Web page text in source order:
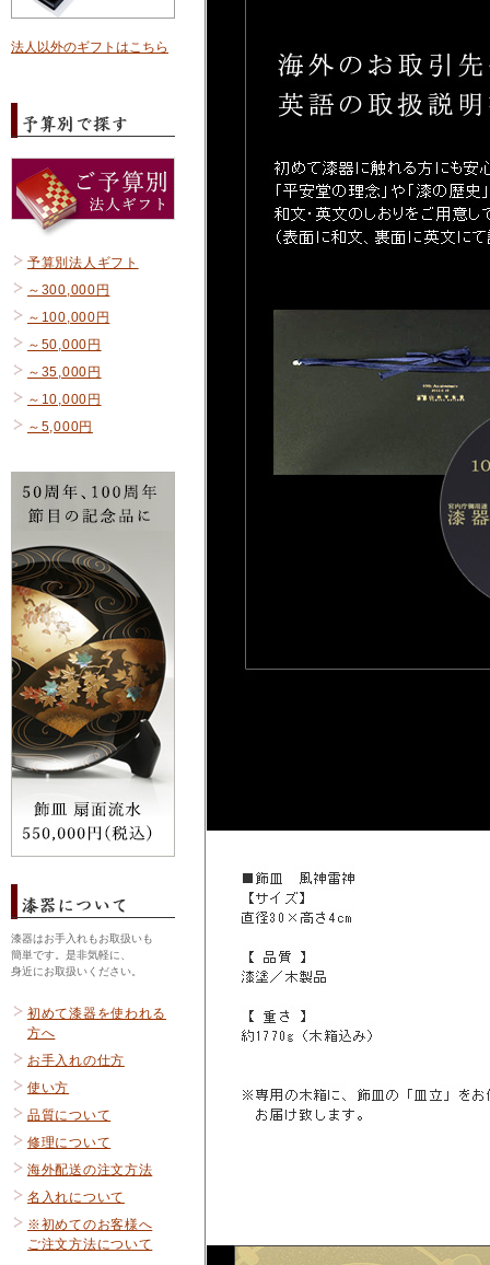
法人以外のギフトはこちら
予算別法人ギフト
～300,000円
～100,000円
～50,000円
～35,000円
～10,000円
～5,000円
漆器はお手入れもお取扱いも
簡単です。是非気軽に、
身近にお取扱いください。
初めて漆器を使われる
方へ
お手入れの仕方
使い方
品質について
修理について
海外配送の注文方法
名入れについて
※初めてのお客様へ
ご注文方法について